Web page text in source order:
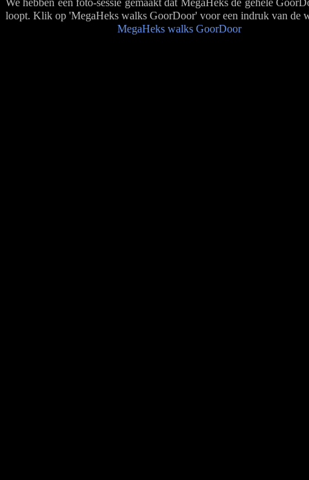
We hebben een foto-sessie gemaakt dat MegaHeks de gehele
loopt. Klik op 'MegaHeks walks GoorDoor' voor een indruk van de
MegaHeks walks GoorDoor